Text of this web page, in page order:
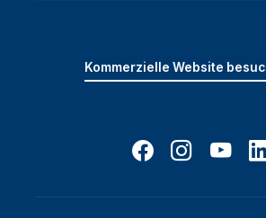
Kommerzielle Website